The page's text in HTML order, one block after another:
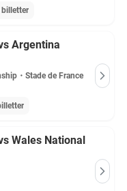
Argentina
・ Stade de France
Wales National